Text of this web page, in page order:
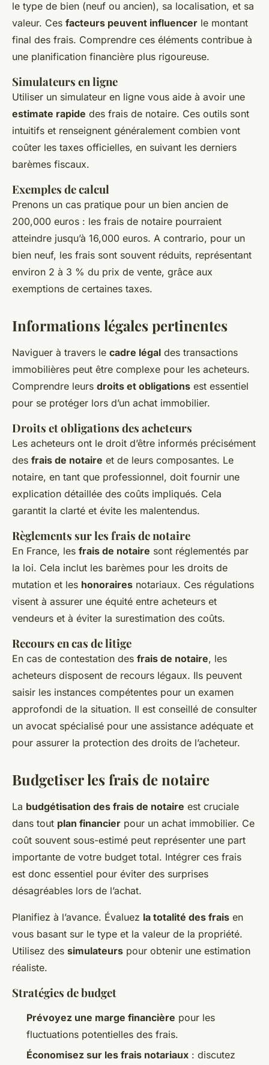
le type de bien (neuf ou ancien), sa localisation, et sa
valeur. Ces facteurs peuvent influencer le montant
final des frais. Comprendre ces éléments contribue à
une planification financière plus rigoureuse.
Simulateurs en ligne
Utiliser un simulateur en ligne vous aide à avoir une
estimate rapide des frais de notaire. Ces outils sont
intuitifs et renseignent généralement combien vont
coûter les taxes officielles, en suivant les derniers
barèmes fiscaux.
Exemples de calcul
Prenons un cas pratique pour un bien ancien de
200,000 euros : les frais de notaire pourraient
atteindre jusqu’à 16,000 euros. A contrario, pour un
bien neuf, les frais sont souvent réduits, représentant
environ 2 à 3 % du prix de vente, grâce aux
exemptions de certaines taxes.
Informations légales pertinentes
Naviguer à travers le cadre légal des transactions
immobilières peut être complexe pour les acheteurs.
Comprendre leurs droits et obligations est essentiel
pour se protéger lors d’un achat immobilier.
Droits et obligations des acheteurs
Les acheteurs ont le droit d’être informés précisément
des frais de notaire et de leurs composantes. Le
notaire, en tant que professionnel, doit fournir une
explication détaillée des coûts impliqués. Cela
garantit la clarté et évite les malentendus.
Règlements sur les frais de notaire
En France, les frais de notaire sont réglementés par
la loi. Cela inclut les barèmes pour les droits de
mutation et les honoraires notariaux. Ces régulations
visent à assurer une équité entre acheteurs et
vendeurs et à éviter la surestimation des coûts.
Recours en cas de litige
En cas de contestation des frais de notaire, les
acheteurs disposent de recours légaux. Ils peuvent
saisir les instances compétentes pour un examen
approfondi de la situation. Il est conseillé de consulter
un avocat spécialisé pour une assistance adéquate et
pour assurer la protection des droits de l’acheteur.
Budgetiser les frais de notaire
La budgétisation des frais de notaire est cruciale
dans tout plan financier pour un achat immobilier. Ce
coût souvent sous-estimé peut représenter une part
importante de votre budget total. Intégrer ces frais
est donc essentiel pour éviter des surprises
désagréables lors de l’achat.
Planifiez à l’avance. Évaluez la totalité des frais en
vous basant sur le type et la valeur de la propriété.
Utilisez des simulateurs pour obtenir une estimation
réaliste.
Stratégies de budget
Prévoyez une marge financière pour les
fluctuations potentielles des frais.
Économisez sur les frais notariaux : discutez